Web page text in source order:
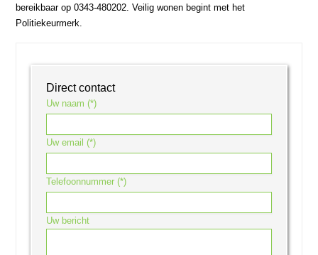
bereikbaar op 0343-480202. Veilig wonen begint met het
Politiekeurmerk.
Direct contact
Uw naam (*)
Uw email (*)
Telefoonnummer (*)
Uw bericht